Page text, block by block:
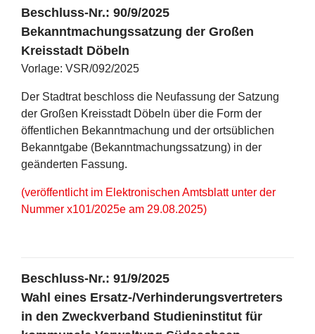
Beschluss-Nr.: 90/9/2025
Bekanntmachungssatzung der Großen
Kreisstadt Döbeln
Vorlage: VSR/092/2025
Der Stadtrat beschloss die Neufassung der Satzung
der Großen Kreisstadt Döbeln über die Form der
öffentlichen Bekanntmachung und der ortsüblichen
Bekanntgabe (Bekanntmachungssatzung) in der
geänderten Fassung.
(veröffentlicht im Elektronischen Amtsblatt unter der
Nummer x101/2025e am 29.08.2025)
Beschluss-Nr.: 91/9/2025
Wahl eines Ersatz-/Verhinderungsvertreters
in den Zweckverband Studieninstitut für